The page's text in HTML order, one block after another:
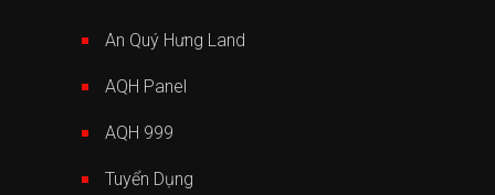
An Quý Hưng Land
AQH Panel
AQH 999
Tuyển Dụng